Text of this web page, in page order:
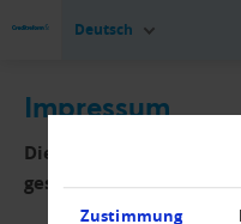
Zustimmung
Deutsch
Impressum
Dieses Internetangebot
gestellt von